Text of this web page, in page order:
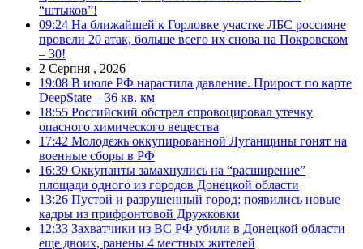
“штыков”!
09:24 На ближайшей к Горловке участке ЛБС россияне
провели 20 атак, больше всего их снова на Покровском
– 30!
2 Серпня , 2026
19:08 В июле РФ нарастила давление. Прирост по карте
DeepState – 36 кв. км
18:55 Российский обстрел спровоцировал утечку
опасного химического вещества
17:42 Молодежь оккупированной Луганщины гонят на
военные сборы в РФ
16:39 Оккупанты замахнулись на “расширение”
площади одного из городов Донецкой области
13:26 Пустой и разрушенный город: появились новые
кадры из прифронтовой Дружковки
12:33 Захватчики из ВС РФ убили в Донецкой области
еще двоих, ранены 4 местных жителей